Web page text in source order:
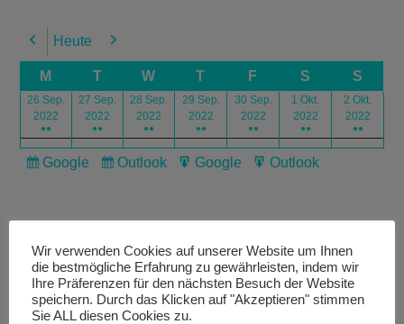
Previous
Heute Next
M T W T F S S
26 Sep.
2022
●●
27 Sep.
2022
●●
28 Sep.
2022
●●
29 Sep.
2022
●●
30 Sep.
2022
●●
1 Okt.
2022
●●
2 Okt.
2022
●●
Subscribe
Google
Subscribe
Outlook
Export
Google
Export
Outlook
Livestream
Wir verwenden Cookies auf unserer Website um Ihnen
die bestmögliche Erfahrung zu gewährleisten, indem wir
Ihre Präferenzen für den nächsten Besuch der Website
speichern. Durch das Klicken auf "Akzeptieren" stimmen
Sie ALL diesen Cookies zu.